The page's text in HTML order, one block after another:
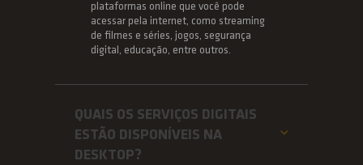
plataformas online que você pode
acessar pela internet, como streaming
de filmes e séries, jogos, segurança
digital, educação, entre outros.
QUAIS OS SERVIÇOS DIGITAIS
ESTÃO DISPONÍVEIS NA
DESKTOP?